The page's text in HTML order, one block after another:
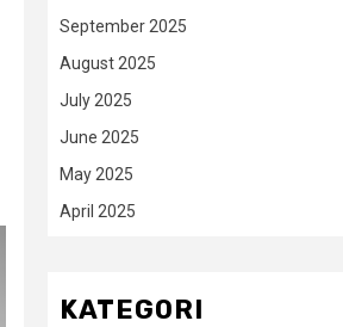
September 2025
August 2025
July 2025
June 2025
May 2025
April 2025
KATEGORI